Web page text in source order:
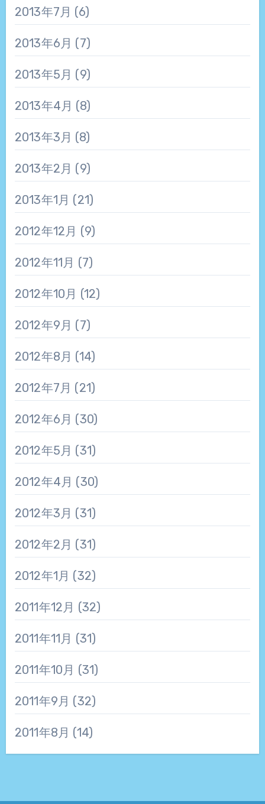
2013年7月 (6)
2013年6月 (7)
2013年5月 (9)
2013年4月 (8)
2013年3月 (8)
2013年2月 (9)
2013年1月 (21)
2012年12月 (9)
2012年11月 (7)
2012年10月 (12)
2012年9月 (7)
2012年8月 (14)
2012年7月 (21)
2012年6月 (30)
2012年5月 (31)
2012年4月 (30)
2012年3月 (31)
2012年2月 (31)
2012年1月 (32)
2011年12月 (32)
2011年11月 (31)
2011年10月 (31)
2011年9月 (32)
2011年8月 (14)